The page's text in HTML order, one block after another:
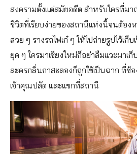
สงครามตั้งแต่สมัยอดีต สำหรับใครที่มา
ชีวิตที่เรียบง่ายของสถานีแห่งนี้จนต้อง
สวย ๆ รางรถไฟเก๋ ๆ ให้ไปถ่ายรูปไว้เ
ยุค ๆ ใครมาเชียงใหม่ก็อย่าลืมแวะมาเ
ละครกลิ่นกาสะลองก็ถูกใช้เป็นฉาก ที่ซ้
เจ้าคุณปลัด และแขกที่สถานี